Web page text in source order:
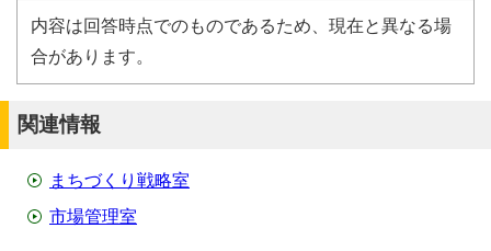
内容は回答時点でのものであるため、現在と異なる場
合があります。
関連情報
まちづくり戦略室
市場管理室